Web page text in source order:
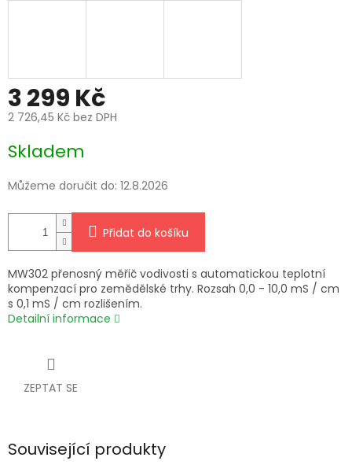
3 299 Kč
2 726,45 Kč bez DPH
cena:
Skladem
Můžeme doručit do: 12.8.2026
Přidat do košíku
MW302 přenosný měřič vodivosti s automatickou teplotní
kompenzací pro zemědělské trhy. Rozsah 0,0 - 10,0 mS / cm
s 0,1 mS / cm rozlišením.
Detailní informace
ZEPTAT SE
Související produkty